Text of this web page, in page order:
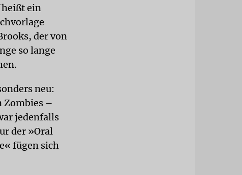
heißt ein
der von
so lange
neu:
Zombies –
jedenfalls
der »Oral
fügen sich